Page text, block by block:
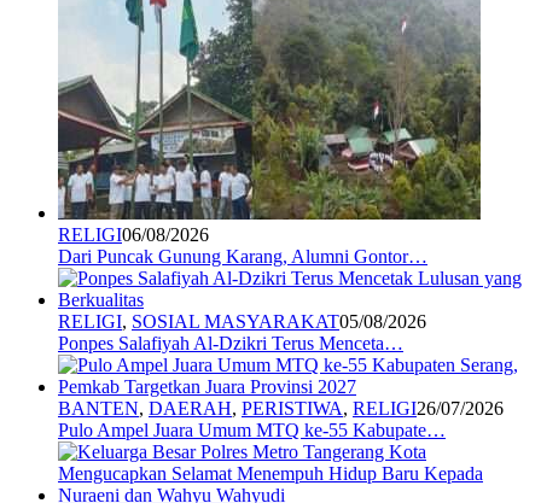
RELIGI06/08/2026
Dari Puncak Gunung Karang, Alumni Gontor…
RELIGI, SOSIAL MASYARAKAT05/08/2026
Ponpes Salafiyah Al-Dzikri Terus Menceta…
BANTEN, DAERAH, PERISTIWA, RELIGI26/07/2026
Pulo Ampel Juara Umum MTQ ke-55 Kabupate…